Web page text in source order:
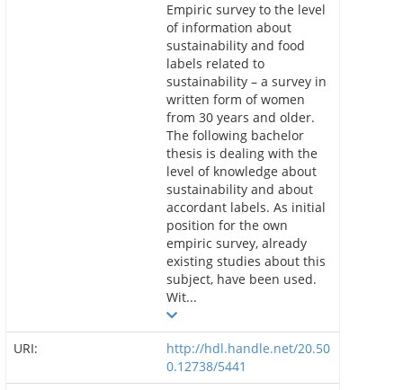
Empiric survey to the level
of information about
sustainability and food
labels related to
sustainability – a survey in
written form of women
from 30 years and older.
The following bachelor
thesis is dealing with the
level of knowledge about
sustainability and about
accordant labels. As initial
position for the own
empiric survey, already
existing studies about this
subject, have been used.
Wit...
URI:
http://hdl.handle.net/20.50
0.12738/5441